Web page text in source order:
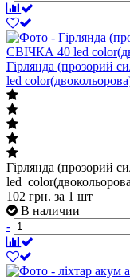
Гірлянда (прозорий
led
Гірлянда (прозорий
led
102 грн. за 1 шт
В наличии
-